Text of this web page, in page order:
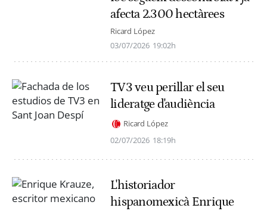
afecta 2.300 hectàrees
Ricard López
03/07/2026 19:02h
TV3 veu perillar el seu
lideratge d'audiència
Ricard López
02/07/2026 18:19h
L'historiador
hispanomexicà Enrique